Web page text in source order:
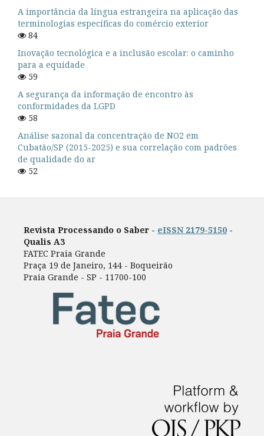
A importância da língua estrangeira na aplicação das
terminologias específicas do comércio exterior
84
Inovação tecnológica e a inclusão escolar: o caminho
para a equidade
59
A segurança da informação de encontro às
conformidades da LGPD
58
Análise sazonal da concentração de NO2 em
Cubatão/SP (2015-2025) e sua correlação com padrões
de qualidade do ar
52
Revista Processando o Saber - eISSN 2179-5150 -
Qualis A3
FATEC Praia Grande
Praça 19 de Janeiro, 144 - Boqueirão
Praia Grande - SP - 11700-100